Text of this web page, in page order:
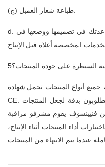
(ج) طباعة شعار العميل.
d. أفكارك الأخرى عن المنتج، يمكننا مساعدتك في تصميمها ووضعها في
السيطرة على جودة المنتجات؟
جميع أنواع المنتجات تحمل شهادة
CE. لدينا مهندسين محترفين. الموظفين مطلوبون بدقة لجعل المنتجات
فنيينسوف يقوم مشرفو مراقبة
أداء المنتجات أثناء الإنتاج،